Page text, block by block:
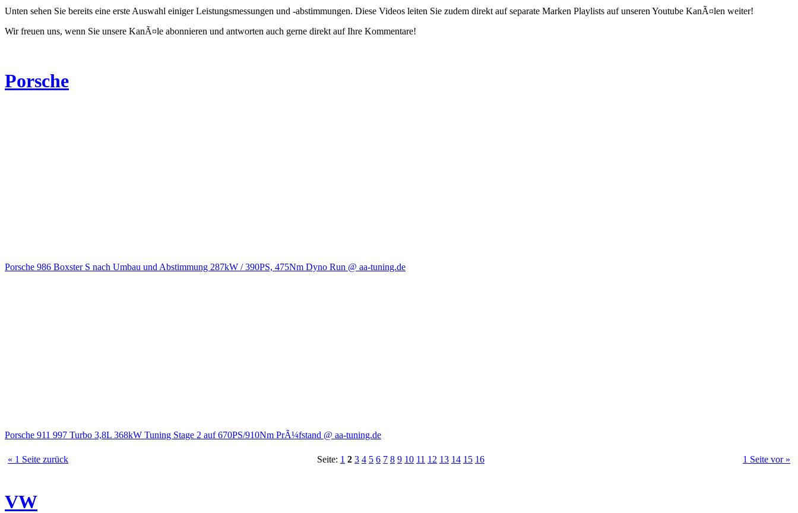
Unten sehen Sie bereits eine erste Auswahl einiger Leistungsmessungen und -abstimmungen. Diese Videos leiten Sie zudem direkt auf separate Marken Playlists auf unseren Youtube KanÃ¤len weiter!
Wir freuen uns, wenn Sie unsere KanÃ¤le abonnieren und antworten auch gerne direkt auf Ihre Kommentare!
Porsche
Porsche 986 Boxster S nach Umbau und Abstimmung 287kW / 390PS, 475Nm Dyno Run @ aa-tuning.de
Porsche 911 997 Turbo 3,8L 368kW Tuning Stage 2 auf 670PS/910Nm PrÃ¼fstand @ aa-tuning.de
« 1 Seite zurück Seite: 1 2 3 4 5 6 7 8 9 10 11 12 13 14 15 16 1 Seite vor »
VW